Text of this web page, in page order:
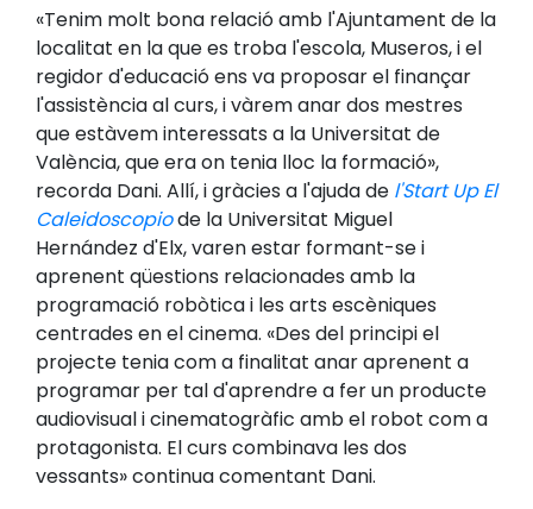
«Tenim molt bona relació amb l'Ajuntament de la
localitat en la que es troba l'escola, Museros, i el
regidor d'educació ens va proposar el finançar
l'assistència al curs, i vàrem anar dos mestres
que estàvem interessats a la Universitat de
València, que era on tenia lloc la formació»,
recorda Dani. Allí, i gràcies a l'ajuda de l'Start Up El
Caleidoscopiode la Universitat Miguel
Hernández d'Elx, varen estar formant-se i
aprenent qüestions relacionades amb la
programació robòtica i les arts escèniques
centrades en el cinema. «Des del principi el
projecte tenia com a finalitat anar aprenent a
programar per tal d'aprendre a fer un producte
audiovisual i cinematogràfic amb el robot com a
protagonista. El curs combinava les dos
vessants» continua comentant Dani.